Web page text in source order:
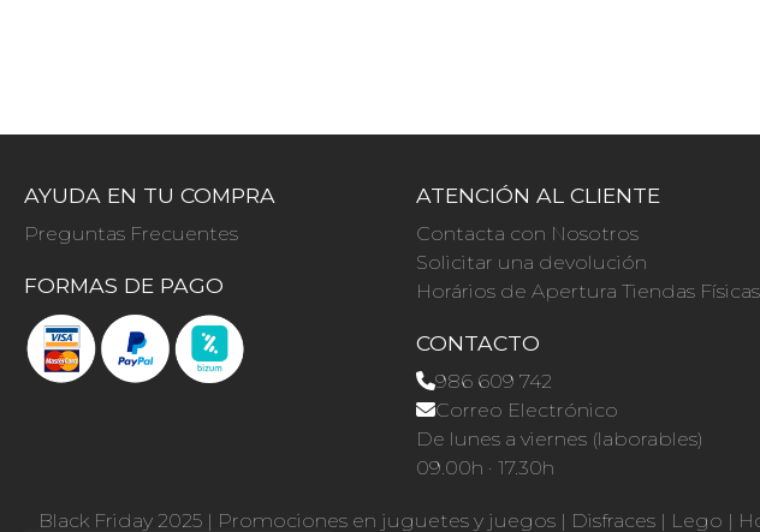
AYUDA EN TU COMPRA
Preguntas Frecuentes
FORMAS DE PAGO
ATENCIÓN AL CLIENTE
Contacta con Nosotros
Solicitar una devolución
Horários de Apertura Tiendas Físicas
CONTACTO
986 609 742
Correo Electrónico
De lunes a viernes (laborables)
09.00h · 17.30h
Black Friday 2025 | Promociones en juguetes y juegos | Disfraces | Lego |